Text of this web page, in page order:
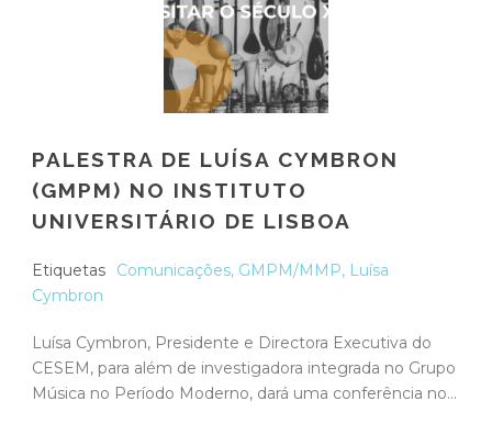
PALESTRA DE LUÍSA CYMBRON
(GMPM) NO INSTITUTO
UNIVERSITÁRIO DE LISBOA
Etiquetas Comunicações, GMPM/MMP, Luísa
Cymbron
Luísa Cymbron, Presidente e Directora Executiva do
CESEM, para além de investigadora integrada no Grupo
Música no Período Moderno, dará uma conferência no...